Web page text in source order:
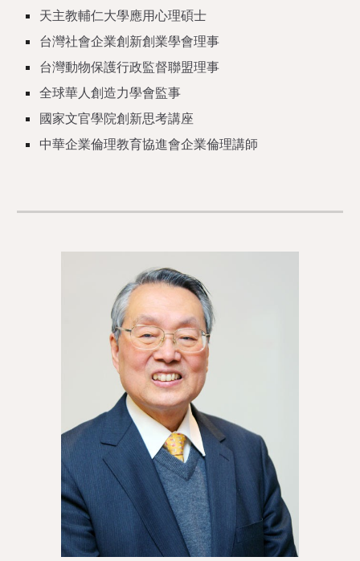
天主教輔仁大學應用心理碩士
台灣社會企業創新創業學會理事
台灣動物保護行政監督聯盟理事
全球華人創造力學會監事
國家文官學院創新思考講座
中華企業倫理教育協進會企業倫理講師